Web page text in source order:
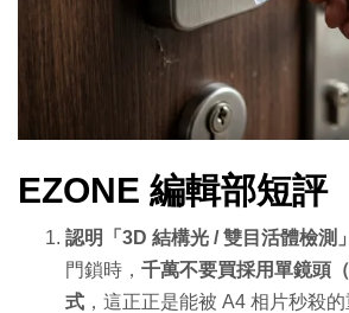
EZONE 編輯部短評
認明「3D 結構光 / 雙目活體檢測
門鎖時， 千萬不要買採用單鏡頭
式 ，這正正是能被 A4 相片秒殺